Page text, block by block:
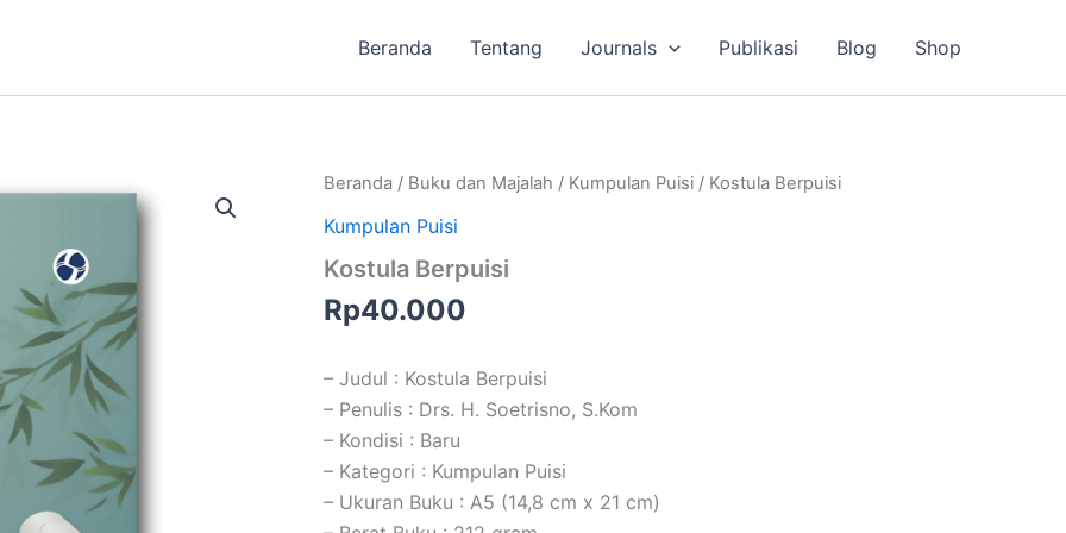
Beranda Tentang Journals Publikasi Blog Shop
Beranda / Buku dan Majalah / Kumpulan Puisi / Kostula Berpuisi
Kumpulan Puisi
Kostula Berpuisi
Rp40.000
– Judul : Kostula Berpuisi
– Penulis : Drs. H. Soetrisno, S.Kom
– Kondisi : Baru
– Kategori : Kumpulan Puisi
– Ukuran Buku : A5 (14,8 cm x 21 cm)